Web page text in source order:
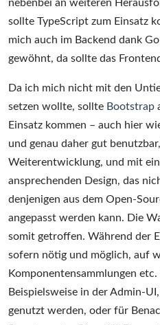
nebenbei an weiteren
sollte TypeScript zum Einsatz
mich auch im Backend dank
gewöhnt, da sollte das
Da ich mich nicht mit den
setzen wollte, sollte Bootstrap
Einsatz kommen – auch hier
und genau daher gut
Weiterentwicklung, und mit
ansprechenden Design, das
denjenigen aus dem Open-
angepasst werden kann. Die
somit getroffen. Während der
sofern nötig und möglich, auf
Komponentensammlungen
Beispielsweise in der Admin-
genutzt werden, oder für